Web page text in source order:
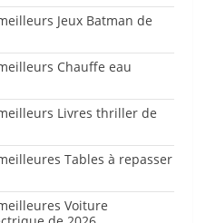
Jeux Batman de
Chauffe eau
Livres thriller de
Tables à repasser
Voiture